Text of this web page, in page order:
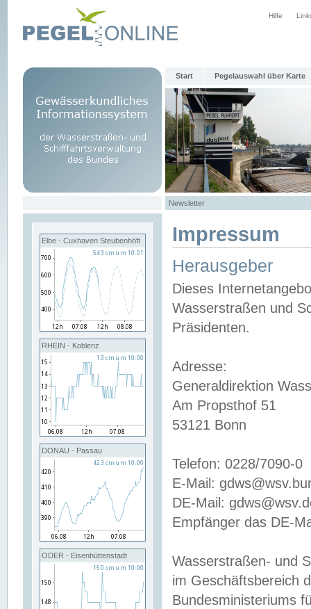
Hilfe
Start Pegelauswahl über Karte
Newsletter
Elbe - Cuxhaven Steubenhöft
RHEIN - Koblenz
DONAU - Passau
ODER - Eisenhüttenstadt
Impressum
Herausgeber
Dieses
Wasserstraßen und
Präsidenten.
Adresse:
Generaldirektion
Am Propsthof 51
53121 Bonn
Telefon: 0228/7090-0
E-Mail:
DE-Mail:
Empfänger das DE-
Wasserstraßen- und
im Geschäftsbereich
Bundesministeriums